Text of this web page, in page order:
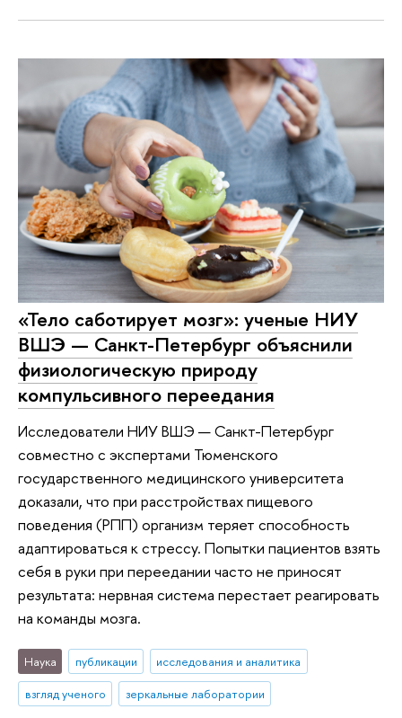
«Тело саботирует мозг»: ученые НИУ
ВШЭ — Санкт-Петербург объяснили
физиологическую природу
компульсивного переедания
Исследователи НИУ ВШЭ — Санкт-Петербург
совместно с экспертами Тюменского
государственного медицинского университета
доказали, что при расстройствах пищевого
поведения (РПП) организм теряет способность
адаптироваться к стрессу. Попытки пациентов взять
себя в руки при переедании часто не приносят
результата: нервная система перестает реагировать
на команды мозга.
Наука публикации
исследования и аналитика
взгляд ученого
зеркальные лаборатории